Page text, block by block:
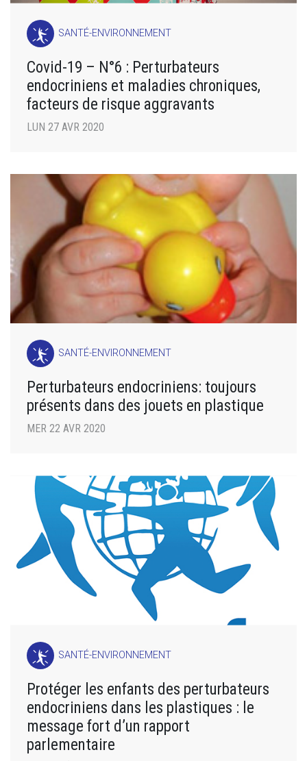
SANTÉ-ENVIRONNEMENT
Covid-19 – N°6 : Perturbateurs
endocriniens et maladies chroniques,
facteurs de risque aggravants
LUN 27 AVR 2020
SANTÉ-ENVIRONNEMENT
Perturbateurs endocriniens: toujours
présents dans des jouets en plastique
MER 22 AVR 2020
SANTÉ-ENVIRONNEMENT
Protéger les enfants des perturbateurs
endocriniens dans les plastiques : le
message fort d’un rapport
parlementaire